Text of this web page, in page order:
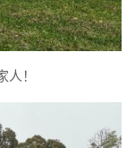
！